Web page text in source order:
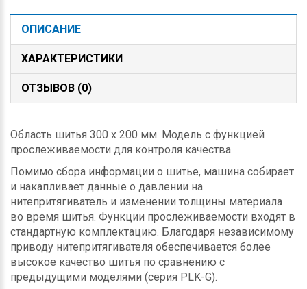
ОПИСАНИЕ
ХАРАКТЕРИСТИКИ
ОТЗЫВОВ (0)
Область шитья 300 x 200 мм. Модель с функцией
прослеживаемости для контроля качества.
Помимо сбора информации о шитье, машина собирает
и накапливает данные о давлении на
нитепритягиватель и изменении толщины материала
во время шитья. Функции прослеживаемости входят в
стандартную комплектацию. Благодаря независимому
приводу нитепритягивателя обеспечивается более
высокое качество шитья по сравнению с
предыдущими моделями (серия PLK-G).